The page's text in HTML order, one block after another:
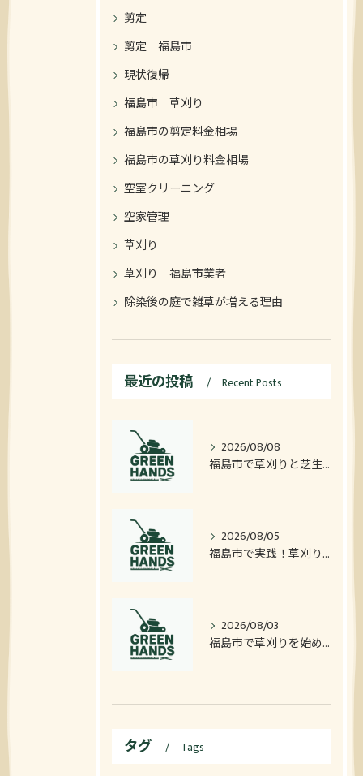
剪定
剪定 福島市
現状復帰
福島市 草刈り
福島市の剪定料金相場
福島市の草刈り料金相場
空室クリーニング
空家管理
草刈り
草刈り 福島市業者
除染後の庭で雑草が増える理由
最近の投稿 Recent Posts
2026/08/08
福島市で草刈りと芝生手入れを賢く頼むための料金相場と業者選びのコツ
2026/08/05
福島市で実践！草刈りの工夫と時短＆安全管理ガイド
2026/08/03
福島市で草刈りを始める人のための実践メンターシップ活用と料金比較ガイド
タグ Tags